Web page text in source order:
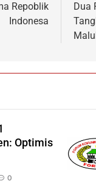
Repoblik
Indonesa
Dua
Optimis
0